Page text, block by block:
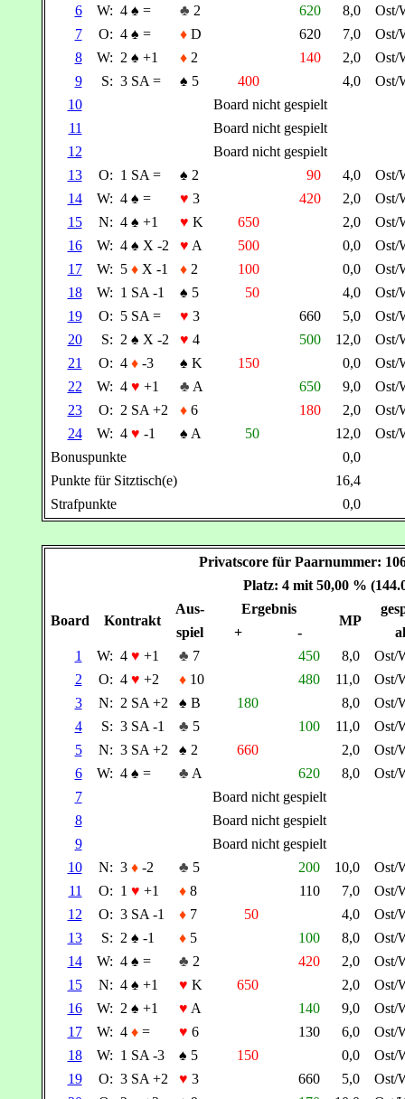
6
W: 4 ♠ = ♣ 2 620 8,0
Ost/
7
O: 4 ♠ = ♦D 620 7,0
Ost/
8
W: 2 ♠ +1 ♦2 140 2,0
Ost/
9
S: 3 SA = ♠ 5 400 4,0
Ost/
10
Board nicht gespielt
11
Board nicht gespielt
12
Board nicht gespielt
13
O: 1 SA = ♠ 2 90 4,0
Ost/
14
W: 4 ♠ = ♥ 3 420 2,0
Ost/
15
N: 4 ♠ +1 ♥ K 650 2,0
Ost/
16
W: 4 ♠ X -2 ♥ A 500 0,0
Ost/
17
W: 5 ♦X -1 ♦2 100 0,0
Ost/
18
W: 1 SA -1 ♠ 5 50 4,0
Ost/
19
O: 5 SA = ♥ 3 660 5,0
Ost/
20
S: 2 ♠ X -2 ♥ 4 500 12,0
Ost/
21
O: 4 ♦-3 ♠ K 150 0,0
Ost/
22
W: 4 ♥ +1 ♣ A 650 9,0
Ost/
23
O: 2 SA +2 ♦6 180 2,0
Ost/
24
W: 4 ♥ -1 ♠ A 50 12,0
Ost/
Bonuspunkte
0,0
Punkte für Sitztisch(e)
16,4
Strafpunkte
0,0
Privatscore für Paarnummer:
Platz: 4 mit 50,00 %
Board Kontrakt
Aus- Ergebnis
MP
spiel
+ -
1
W: 4 ♥ +1 ♣ 7 450 8,0
Ost/
2
O: 4 ♥ +2 ♦10 480 11,0
Ost/
3
N: 2 SA +2 ♠ B 180 8,0
Ost/
4
S: 3 SA -1 ♣ 5 100 11,0
Ost/
5
N: 3 SA +2 ♠ 2 660 2,0
Ost/
6
W: 4 ♠ = ♣ A 620 8,0
Ost/
7
Board nicht gespielt
8
Board nicht gespielt
9
Board nicht gespielt
10
N: 3 ♦-2 ♣ 5 200 10,0
Ost/
11
O: 1 ♥ +1 ♦8 110 7,0
Ost/
12
O: 3 SA -1 ♦7 50 4,0
Ost/
13
S: 2 ♠ -1 ♦5 100 8,0
Ost/
14
W: 4 ♠ = ♣ 2 420 2,0
Ost/
15
N: 4 ♠ +1 ♥ K 650 2,0
Ost/
16
W: 2 ♠ +1 ♥ A 140 9,0
Ost/
17
W: 4 ♦= ♥ 6 130 6,0
Ost/
18
W: 1 SA -3 ♠ 5 150 0,0
Ost/
19
O: 3 SA +2 ♥ 3 660 5,0
Ost/